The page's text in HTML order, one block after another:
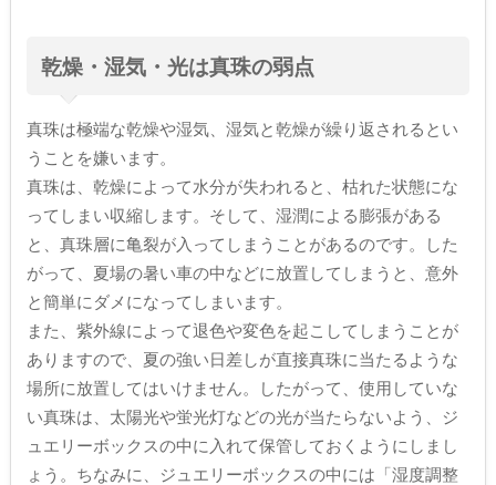
乾燥・湿気・光は真珠の弱点
真珠は極端な乾燥や湿気、湿気と乾燥が繰り返されるとい
うことを嫌います。
真珠は、乾燥によって水分が失われると、枯れた状態にな
ってしまい収縮します。そして、湿潤による膨張がある
と、真珠層に亀裂が入ってしまうことがあるのです。した
がって、夏場の暑い車の中などに放置してしまうと、意外
と簡単にダメになってしまいます。
また、紫外線によって退色や変色を起こしてしまうことが
ありますので、夏の強い日差しが直接真珠に当たるような
場所に放置してはいけません。したがって、使用していな
い真珠は、太陽光や蛍光灯などの光が当たらないよう、ジ
ュエリーボックスの中に入れて保管しておくようにしまし
ょう。ちなみに、ジュエリーボックスの中には「湿度調整